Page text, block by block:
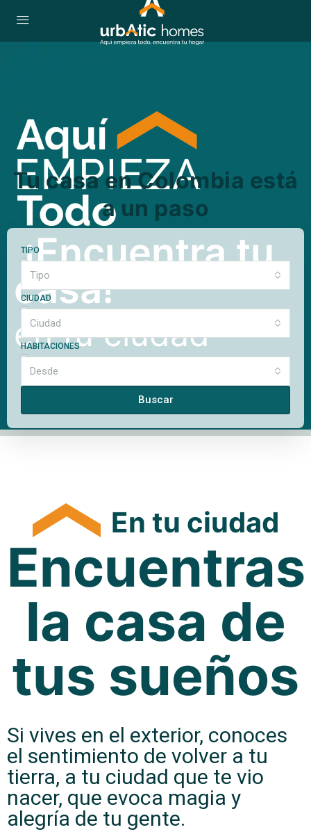
¡Encuentra tu
casa!
en tu ciudad
Tu casa en Colombia está
a un paso
TIPO
Tipo
CIUDAD
Ciudad
HABITACIONES
Desde
Buscar
En tu ciudad
Encuentras
la casa de
tus sueños
Si vives en el exterior, conoces
el sentimiento de volver a tu
tierra, a tu ciudad que te vio
nacer, que evoca magia y
alegría de tu gente.